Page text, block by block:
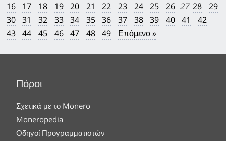
16
17 18 19 20 21 22 23 24 25 26 27 28
29
30
31 32 33 34 35 36 37 38 39 40 41
42
43
44 45 46 47 48 49 Επόμενο »
Πόροι
Σχετικά με το Monero
Moneropedia
Οδηγοί Προγραμματιστών